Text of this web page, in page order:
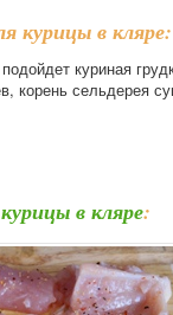
курицы в кляре:
куриная
корень сельдерея
в кляре: